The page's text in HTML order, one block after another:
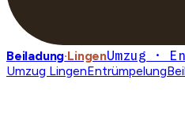
Beiladung·LingenUmzug ·
Umzug LingenEntrümpelung